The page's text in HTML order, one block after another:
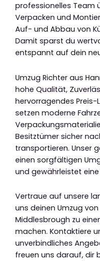
professionelles Team
Verpacken und
Auf- und Abbau von
Damit sparst du
entspannt auf dein
Umzug Richter aus
hohe Qualität,
hervorragendes Preis-
setzen moderne
Besitztümer sicher
transportieren. Unser
einen sorgfältigen
und gewährleistet
Vertraue auf unsere
uns deinen Umzug
Middlesbrough zu
machen. Kontaktiere
unverbindliches
freuen uns darauf, dir